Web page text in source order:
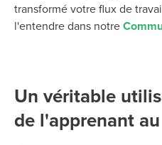
transformé votre flux de
l'entendre dans notre
Un véritable
de l'apprenant